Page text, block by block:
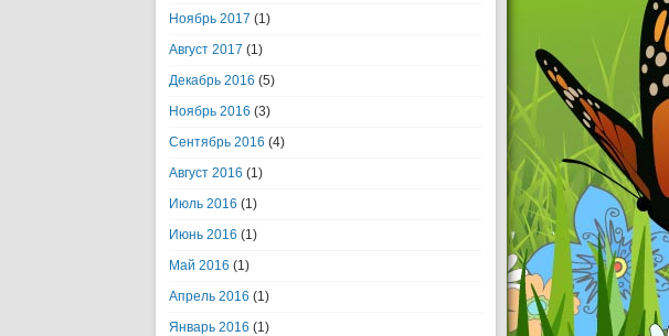
Ноябрь 2017 (1)
Август 2017 (1)
Декабрь 2016 (5)
Ноябрь 2016 (3)
Сентябрь 2016 (4)
Август 2016 (1)
Июль 2016 (1)
Июнь 2016 (1)
Май 2016 (1)
Апрель 2016 (1)
Январь 2016 (1)